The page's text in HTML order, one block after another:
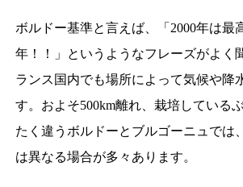
ボルドー基準と言えば、「2000年は最
年！！」というようなフレーズがよく
ランス国内でも場所によって気候や降
す。およそ500km離れ、栽培している
たく違うボルドーとブルゴーニュでは
は異なる場合が多々あります。